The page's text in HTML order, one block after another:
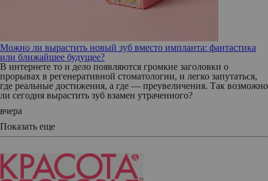
Можно ли вырастить новый зуб вместо импланта: фантастика
или ближайшее будущее?
В интернете то и дело появляются громкие заголовки о
прорывах в регенеративной стоматологии, и легко запутаться,
где реальные достижения, а где — преувеличения. Так возможно
ли сегодня вырастить зуб взамен утраченного?
вчера
Показать еще